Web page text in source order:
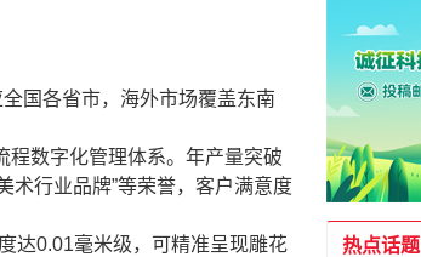
国各省市，海外市场覆盖东南
程数字化管理体系。年产量突破
术行业品牌”等荣誉，客户满意度
达0.01毫米级，可精准呈现雕花
热点话题